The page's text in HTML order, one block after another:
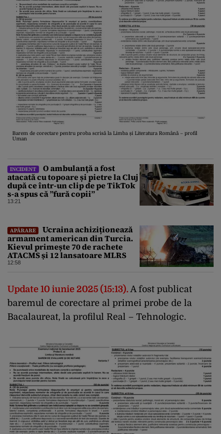
Barem de corectare pentru proba scrisă la Limba și Literatura Română – profil
Uman
INCIDENT
O ambulanţă a fost
atacată cu topoare și pietre la Cluj
după ce într-un clip de pe TikTok
s-a spus că ”fură copii”
13:21
APĂRARE
Ucraina achiziționează
armament american din Turcia.
Kievul primește 70 de rachete
ATACMS și 12 lansatoare MLRS
12:58
Update 10 iunie 2025 (15:13). A fost publicat
baremul de corectare al primei probe de la
Bacalaureat, la profilul Real – Tehnologic.